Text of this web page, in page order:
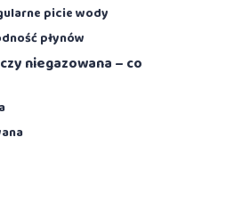
picie wody
płynów
niegazowana – co